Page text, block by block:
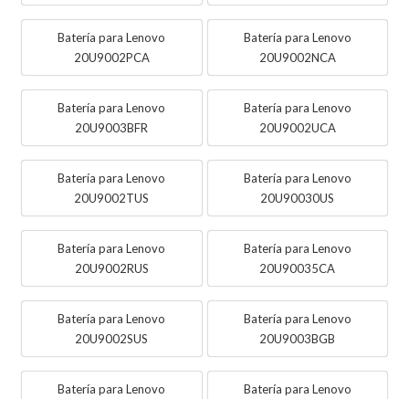
Batería para Lenovo
20U9002PCA
Batería para Lenovo
20U9002NCA
Batería para Lenovo
20U9003BFR
Batería para Lenovo
20U9002UCA
Batería para Lenovo
20U9002TUS
Batería para Lenovo
20U90030US
Batería para Lenovo
20U9002RUS
Batería para Lenovo
20U90035CA
Batería para Lenovo
20U9002SUS
Batería para Lenovo
20U9003BGB
Batería para Lenovo
Batería para Lenovo